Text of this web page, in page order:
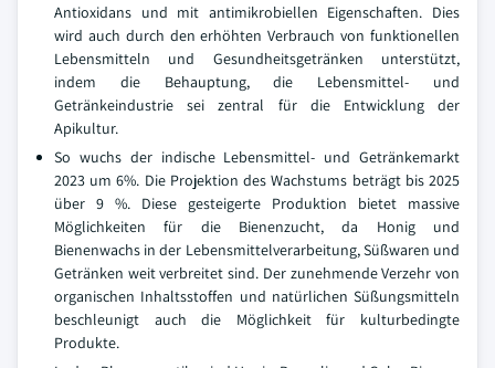
Antioxidans und mit antimikrobiellen Eigenschaften. Dies
wird auch durch den erhöhten Verbrauch von funktionellen
Lebensmitteln und Gesundheitsgetränken unterstützt,
indem die Behauptung, die Lebensmittel- und
Getränkeindustrie sei zentral für die Entwicklung der
Apikultur.
So wuchs der indische Lebensmittel- und Getränkemarkt
2023 um 6%. Die Projektion des Wachstums beträgt bis 2025
über 9 %. Diese gesteigerte Produktion bietet massive
Möglichkeiten für die Bienenzucht, da Honig und
Bienenwachs in der Lebensmittelverarbeitung, Süßwaren und
Getränken weit verbreitet sind. Der zunehmende Verzehr von
organischen Inhaltsstoffen und natürlichen Süßungsmitteln
beschleunigt auch die Möglichkeit für kulturbedingte
Produkte.